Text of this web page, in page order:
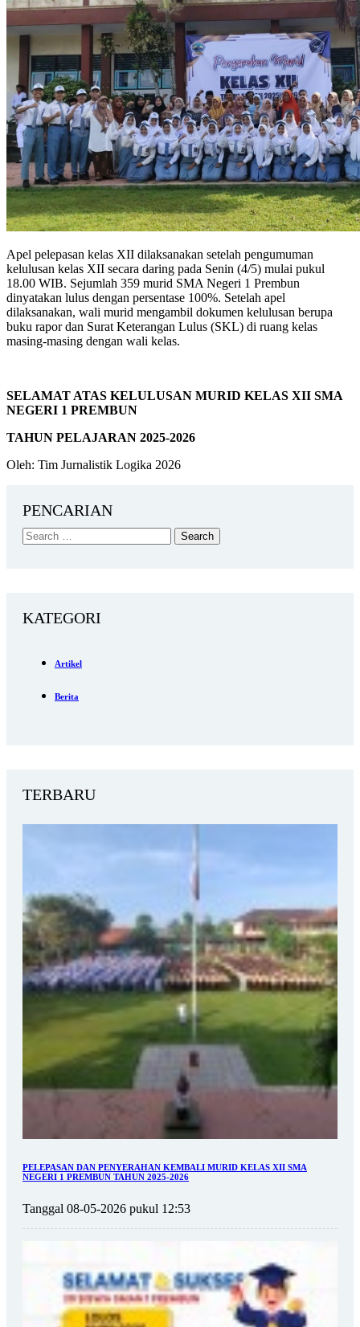
Apel pelepasan kelas XII dilaksanakan setelah pengumuman
kelulusan kelas XII secara daring pada Senin (4/5) mulai pukul
18.00 WIB. Sejumlah 359 murid SMA Negeri 1 Prembun
dinyatakan lulus dengan persentase 100%. Setelah apel
dilaksanakan, wali murid mengambil dokumen kelulusan berupa
buku rapor dan Surat Keterangan Lulus (SKL) di ruang kelas
masing-masing dengan wali kelas.
SELAMAT ATAS KELULUSAN MURID KELAS XII SMA
NEGERI 1 PREMBUN
TAHUN PELAJARAN 2025-2026
Oleh: Tim Jurnalistik Logika 2026
PENCARIAN
KATEGORI
Artikel
Berita
TERBARU
PELEPASAN DAN PENYERAHAN KEMBALI MURID KELAS XII SMA
NEGERI 1 PREMBUN TAHUN 2025-2026
Tanggal 08-05-2026 pukul 12:53